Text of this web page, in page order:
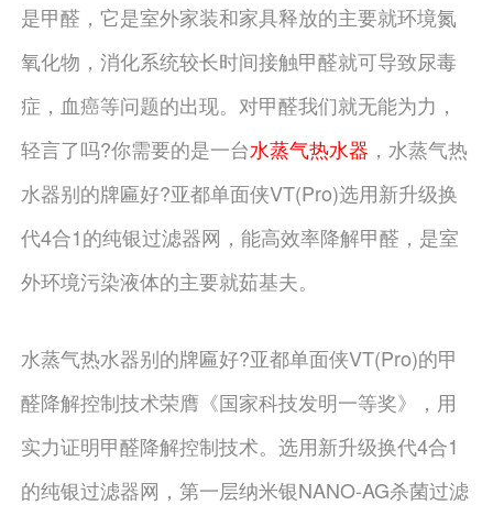
是甲醛，它是室外家装和家具释放的主要就环境氮
氧化物，消化系统较长时间接触甲醛就可导致尿毒
症，血癌等问题的出现。对甲醛我们就无能为力，
轻言了吗?你需要的是一台水蒸气热水器 ，水蒸气热
水器别的牌匾好?亚都单面侠VT(Pro)选用新升级换
代4合1的纯银过滤器网，能高效率降解甲醛，是室
外环境污染液体的主要就茹基夫。
水蒸气热水器别的牌匾好?亚都单面侠VT(Pro)的甲
醛降解控制技术荣膺《国家科技发明一等奖》，用
实力证明甲醛降解控制技术。选用新升级换代4合1
的纯银过滤器网，第一层纳米银NANO-AG杀菌过滤